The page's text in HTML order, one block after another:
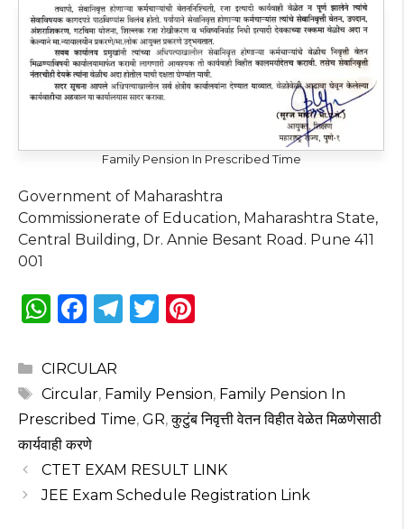
Family Pension In Prescribed Time
Government of Maharashtra
Commissionerate of Education, Maharashtra State,
Central Building, Dr. Annie Besant Road. Pune 411
001
W
a
ts
A
p
p
F
c
e
b
o
o
k
T
g
ra
T
te
r
re
st
Categories
CIRCULAR
Tags
Circular, Family Pension, Family Pension In
Prescribed Time, GR,कुटुंब निवृत्ती वेतन विहीत वेळेत मिळणेसाठी
कार्यवाही करणे
CTET EXAM RESULT LINK
JEE Exam Schedule Registration Link